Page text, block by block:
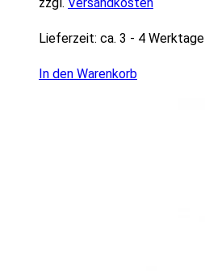
Lieferzeit: ca. 3 - 4 Werktage
In den Warenkorb